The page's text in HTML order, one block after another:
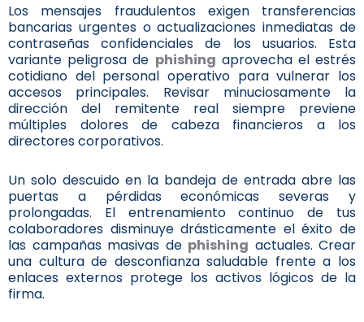
Los mensajes fraudulentos exigen transferencias
bancarias urgentes o actualizaciones inmediatas de
contraseñas confidenciales de los usuarios. Esta
variante peligrosa de phishing aprovecha el estrés
cotidiano del personal operativo para vulnerar los
accesos principales. Revisar minuciosamente la
dirección del remitente real siempre previene
múltiples dolores de cabeza financieros a los
directores corporativos.
Un solo descuido en la bandeja de entrada abre las
puertas a pérdidas económicas severas y
prolongadas. El entrenamiento continuo de tus
colaboradores disminuye drásticamente el éxito de
las campañas masivas de phishing actuales. Crear
una cultura de desconfianza saludable frente a los
enlaces externos protege los activos lógicos de la
firma.